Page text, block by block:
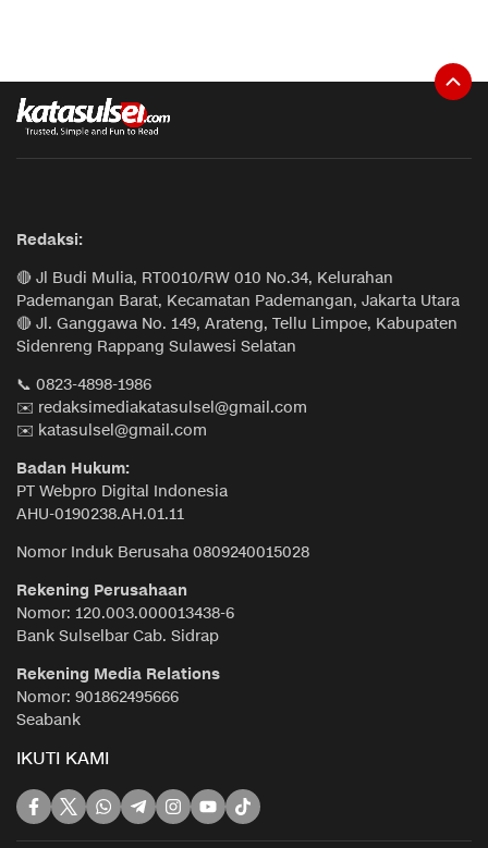
Redaksi:
🔴 Jl Budi Mulia, RT0010/RW 010 No.34, Kelurahan
Pademangan Barat, Kecamatan Pademangan, Jakarta Utara
🔴 Jl. Ganggawa No. 149, Arateng, Tellu Limpoe, Kabupaten
Sidenreng Rappang Sulawesi Selatan
📞 0823-4898-1986
✉️ redaksimediakatasulsel@gmail.com
✉️ katasulsel@gmail.com
Badan Hukum:
PT Webpro Digital Indonesia
AHU-0190238.AH.01.11
Nomor Induk Berusaha 0809240015028
Rekening Perusahaan
Nomor: 120.003.000013438-6
Bank Sulselbar Cab. Sidrap
Rekening Media Relations
Nomor: 901862495666
Seabank
IKUTI KAMI